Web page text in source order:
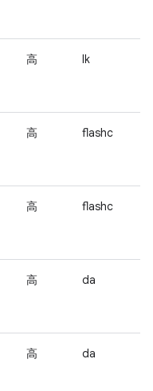
高 lk
高 flashc
高 flashc
高 da
高 da